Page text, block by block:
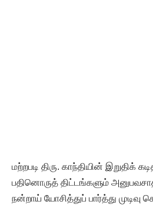
மற்றபடி திரு. காந்தியின் இறுதிக்
பதினொருத் திட்டங்களும்
நன்றாய் யோசித்துப் பார்த்து முடிவு